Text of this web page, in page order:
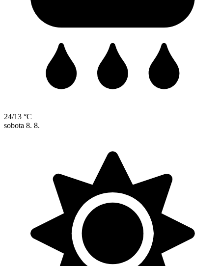
24/13 °C
sobota 8. 8.